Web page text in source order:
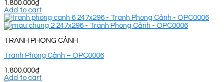
1.800.000₫
Add to cart
TRANH PHONG CẢNH
Tranh Phong Cảnh – OPC0006
1.800.000₫
Add to cart